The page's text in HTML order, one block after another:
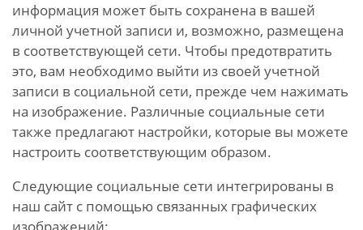
информация может быть сохранена в вашей
личной учетной записи и, возможно, размещена
в соответствующей сети. Чтобы предотвратить
это, вам необходимо выйти из своей учетной
записи в социальной сети, прежде чем нажимать
на изображение. Различные социальные сети
также предлагают настройки, которые вы можете
настроить соответствующим образом.
Следующие социальные сети интегрированы в
наш сайт с помощью связанных графических